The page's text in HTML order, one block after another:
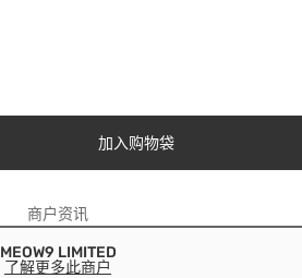
加入购物袋
商户资讯
MEOW9 LIMITED
了解更多此商户